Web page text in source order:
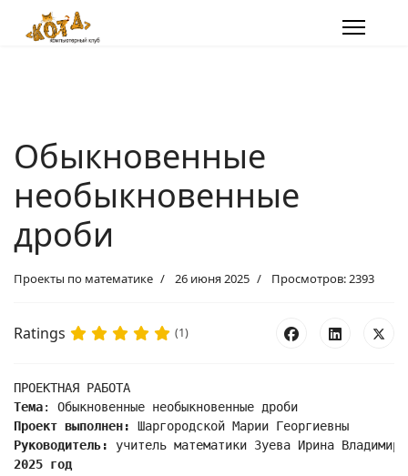
Обыкновенные
необыкновенные
дроби
Проекты по математике 26 июня 2025 Просмотров: 2393
Ratings (1)
ПРОЕКТНАЯ РАБОТА
Тема: Обыкновенные необыкновенные дроби
Проект выполнен:
Шаргородской Марии Георгиевны
Руководитель:
учитель математики Зуева Ирина
2025 год